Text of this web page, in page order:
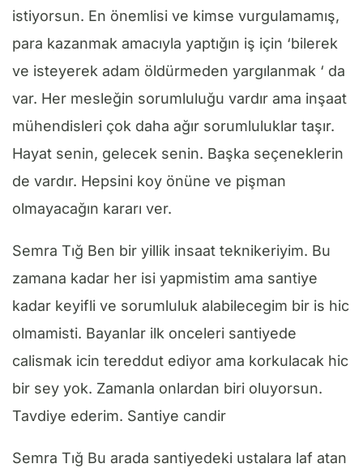
istiyorsun. En önemlisi ve kimse vurgulamamış,
para kazanmak amacıyla yaptığın iş için ‘bilerek
ve isteyerek adam öldürmeden yargılanmak ‘ da
var. Her mesleğin sorumluluğu vardır ama inşaat
mühendisleri çok daha ağır sorumluluklar taşır.
Hayat senin, gelecek senin. Başka seçeneklerin
de vardır. Hepsini koy önüne ve pişman
olmayacağın kararı ver.
Semra Tığ Ben bir yillik insaat teknikeriyim. Bu
zamana kadar her isi yapmistim ama santiye
kadar keyifli ve sorumluluk alabilecegim bir is hic
olmamisti. Bayanlar ilk onceleri santiyede
calismak icin tereddut ediyor ama korkulacak hic
bir sey yok. Zamanla onlardan biri oluyorsun.
Tavdiye ederim. Santiye candir
Semra Tığ Bu arada santiyedeki ustalara laf atan